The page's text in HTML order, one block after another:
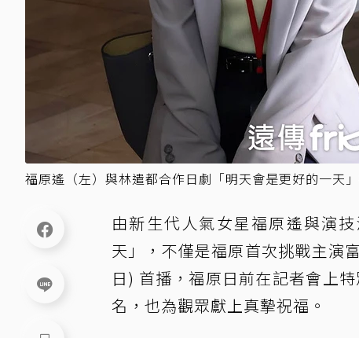
福原遙（左）與林遣都合作日劇「明天會是更好的一天
由新生代人氣女星福原遙與演
天」，不僅是福原首次挑戰主演
日) 首播，福原日前在記者會上
名，也為觀眾獻上真摯祝福。